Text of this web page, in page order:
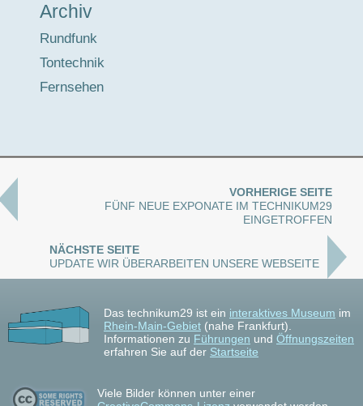
Archiv
Rundfunk
Tontechnik
Fernsehen
VORHERIGE SEITE
FÜNF NEUE EXPONATE IM TECHNIKUM29
EINGETROFFEN
NÄCHSTE SEITE
UPDATE WIR ÜBERARBEITEN UNSERE WEBSEITE
Das technikum29 ist ein interaktives Museum im
Rhein-Main-Gebiet (nahe Frankfurt).
Informationen zu Führungen und Öffnungszeiten
erfahren Sie auf der Startseite
Viele Bilder können unter einer